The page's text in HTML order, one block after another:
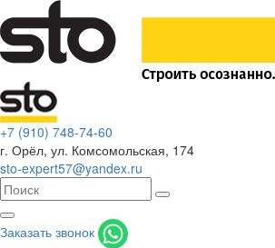
+7 (910) 748-74-60
г. Орёл, ул. Комсомольская, 174
sto-expert57@yandex.ru
Заказать звонок